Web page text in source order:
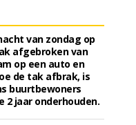
van zondag op
afgebroken van
op een auto en
de tak afbrak, is
buurtbewoners
2 jaar onderhouden.